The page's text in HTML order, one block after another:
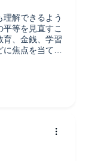
解できるよう
等を見直すこ
育、金銭、学習
焦点を当て不
の解決策と述
政策しないで
いまでは普通